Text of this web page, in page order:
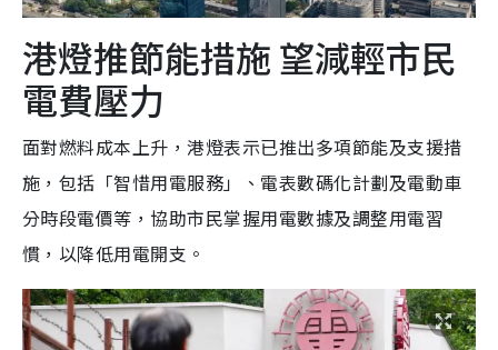
港燈推節能措施 望減輕市民
電費壓力
面對燃料成本上升，港燈表示已推出多項節能及支援措
施，包括「智惜用電服務」、電表數碼化計劃及電動車
分時段電價等，協助市民掌握用電數據及調整用電習
慣，以降低用電開支。